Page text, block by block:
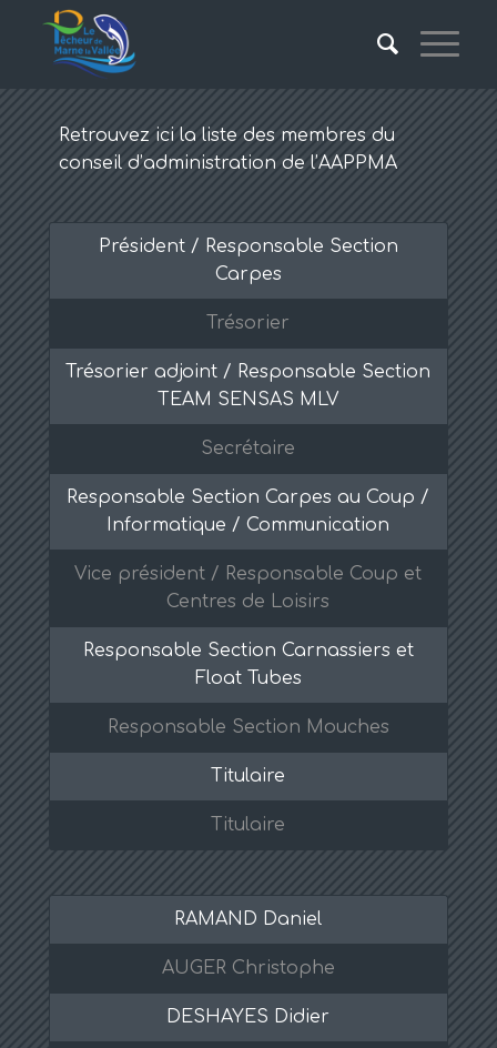
Retrouvez ici la liste des membres du
conseil d’administration de l’AAPPMA
Président / Responsable Section
Carpes
Trésorier
Trésorier adjoint / Responsable Section
TEAM SENSAS MLV
Secrétaire
Responsable Section Carpes au Coup /
Informatique / Communication
Vice président / Responsable Coup et
Centres de Loisirs
Responsable Section Carnassiers et
Float Tubes
Responsable Section Mouches
Titulaire
Titulaire
RAMAND Daniel
AUGER Christophe
DESHAYES Didier